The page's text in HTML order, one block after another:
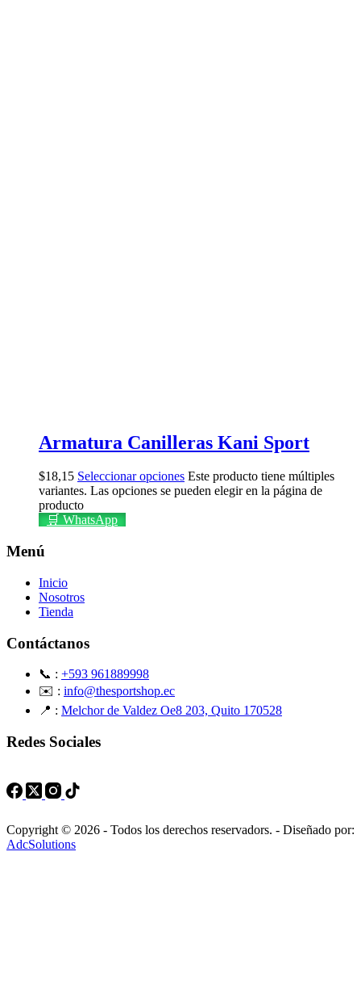
Armatura Canilleras Kani Sport
$18,15 Seleccionar opciones Este producto tiene múltiples
variantes. Las opciones se pueden elegir en la página de
producto
🛒 WhatsApp
Menú
Inicio
Nosotros
Tienda
Contáctanos
📞 : +593 961889998
✉️ : info@thesportshop.ec
📍 : Melchor de Valdez Oe8 203, Quito 170528
Redes Sociales
Copyright © 2026 - Todos los derechos reservadors. - Diseñado por:
AdcSolutions